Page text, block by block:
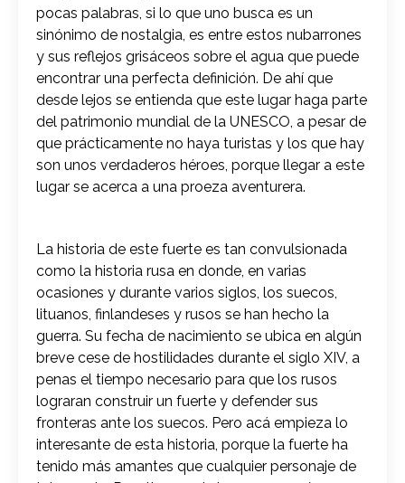
pocas palabras, si lo que uno busca es un
sinónimo de nostalgia, es entre estos nubarrones
y sus reflejos grisáceos sobre el agua que puede
encontrar una perfecta definición. De ahí que
desde lejos se entienda que este lugar haga parte
del patrimonio mundial de la UNESCO, a pesar de
que prácticamente no haya turistas y los que hay
son unos verdaderos héroes, porque llegar a este
lugar se acerca a una proeza aventurera.
La historia de este fuerte es tan convulsionada
como la historia rusa en donde, en varias
ocasiones y durante varios siglos, los suecos,
lituanos, finlandeses y rusos se han hecho la
guerra. Su fecha de nacimiento se ubica en algún
breve cese de hostilidades durante el siglo XIV, a
penas el tiempo necesario para que los rusos
lograran construir un fuerte y defender sus
fronteras ante los suecos. Pero acá empieza lo
interesante de esta historia, porque la fuerte ha
tenido más amantes que cualquier personaje de